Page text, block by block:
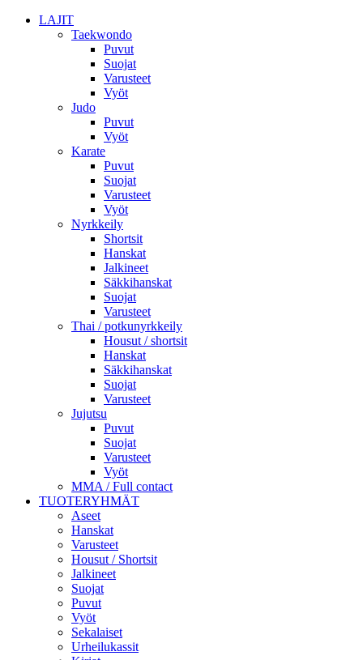
LAJIT
Taekwondo
Puvut
Suojat
Varusteet
Vyöt
Judo
Puvut
Vyöt
Karate
Puvut
Suojat
Varusteet
Vyöt
Nyrkkeily
Shortsit
Hanskat
Jalkineet
Säkkihanskat
Suojat
Varusteet
Thai / potkunyrkkeily
Housut / shortsit
Hanskat
Säkkihanskat
Suojat
Varusteet
Jujutsu
Puvut
Suojat
Varusteet
Vyöt
MMA / Full contact
TUOTERYHMÄT
Aseet
Hanskat
Varusteet
Housut / Shortsit
Jalkineet
Suojat
Puvut
Vyöt
Sekalaiset
Urheilukassit